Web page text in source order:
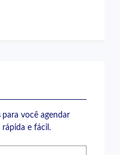
para você agendar
rápida e fácil.